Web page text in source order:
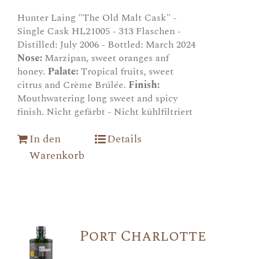
Hunter Laing "The Old Malt Cask" -
Single Cask HL21005 - 313 Flaschen -
Distilled: July 2006 - Bottled: March 2024
Nose: Marzipan, sweet oranges anf
honey. Palate:Tropical fruits, sweet
citrus and Crème Brúlée. Finish:
Mouthwatering long sweet and spicy
finish. Nicht gefärbt - Nicht kühlfiltriert
In den
Warenkorb
Details
Port Charlotte